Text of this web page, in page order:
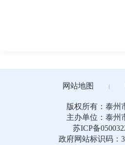
网站地图
版权所有：泰州
主办单位：泰州
苏ICP备
政府网站标识码：